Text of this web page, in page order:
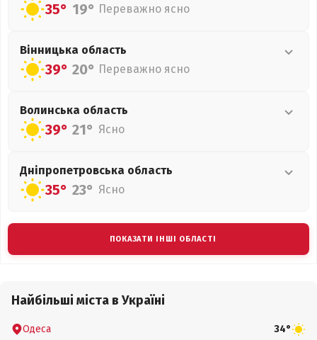
35° 19° Переважно ясно
Вінницька область
39° 20° Переважно ясно
Волинська область
39° 21° Ясно
Дніпропетровська область
35° 23° Ясно
ПОКАЗАТИ ІНШІ ОБЛАСТІ
Найбільші міста в Україні
Одеса 34°